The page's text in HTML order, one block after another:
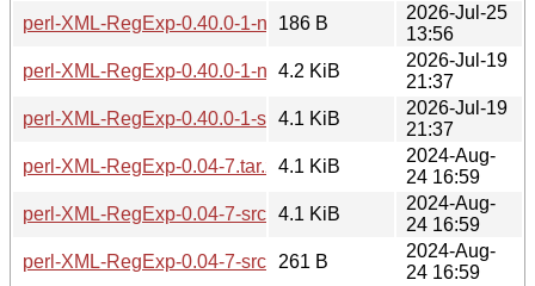
perl-XML-RegExp-0.40.0-1-noarch.hint
186 B
2026-Jul-25
13:56
perl-XML-RegExp-0.40.0-1-noarch.tar.zst
4.2 KiB
2026-Jul-19
21:37
perl-XML-RegExp-0.40.0-1-src.tar.zst
4.1 KiB
2026-Jul-19
21:37
perl-XML-RegExp-0.04-7.tar.zst4.1 KiB
2024-Aug-
24 16:59
perl-XML-RegExp-0.04-7-src.tar.zst
4.1 KiB
2024-Aug-
24 16:59
perl-XML-RegExp-0.04-7-src.hint261 B
2024-Aug-
24 16:59